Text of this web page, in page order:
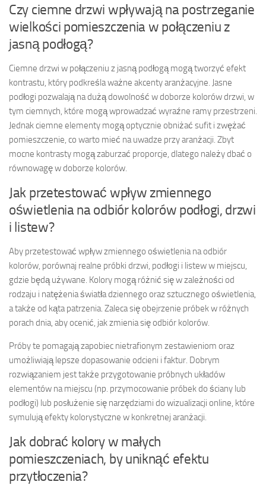
Czy ciemne drzwi wpływają na postrzeganie
wielkości pomieszczenia w połączeniu z
jasną podłogą?
Ciemne drzwi w połączeniu z jasną podłogą mogą tworzyć efekt
kontrastu, który podkreśla ważne akcenty aranżacyjne. Jasne
podłogi pozwalają na dużą dowolność w doborze kolorów drzwi, w
tym ciemnych, które mogą wprowadzać wyraźne ramy przestrzeni.
Jednak ciemne elementy mogą optycznie obniżać sufit i zwężać
pomieszczenie, co warto mieć na uwadze przy aranżacji. Zbyt
mocne kontrasty mogą zaburzać proporcje, dlatego należy dbać o
równowagę w doborze kolorów.
Jak przetestować wpływ zmiennego
oświetlenia na odbiór kolorów podłogi, drzwi
i listew?
Aby przetestować wpływ zmiennego oświetlenia na odbiór
kolorów, porównaj realne próbki drzwi, podłogi i listew w miejscu,
gdzie będą używane. Kolory mogą różnić się w zależności od
rodzaju i natężenia światła dziennego oraz sztucznego oświetlenia,
a także od kąta patrzenia. Zaleca się obejrzenie próbek w różnych
porach dnia, aby ocenić, jak zmienia się odbiór kolorów.
Próby te pomagają zapobiec nietrafionym zestawieniom oraz
umożliwiają lepsze dopasowanie odcieni i faktur. Dobrym
rozwiązaniem jest także przygotowanie próbnych układów
elementów na miejscu (np. przymocowanie próbek do ściany lub
podłogi) lub posłużenie się narzędziami do wizualizacji online, które
symulują efekty kolorystyczne w konkretnej aranżacji.
Jak dobrać kolory w małych
pomieszczeniach, by uniknąć efektu
przytłoczenia?